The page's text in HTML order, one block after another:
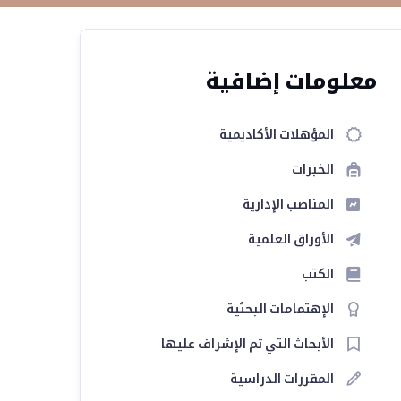
معلومات إضافية
المؤهلات الأكاديمية
الخبرات
المناصب الإدارية
الأوراق العلمية
الكتب
الإهتمامات البحثية
الأبحاث التي تم الإشراف عليها
المقررات الدراسية